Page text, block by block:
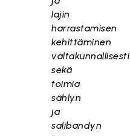
lajin
harrastamisen
kehittäminen
valtakunnallisesti
sekä
toimia
sählyn
ja
salibandyn